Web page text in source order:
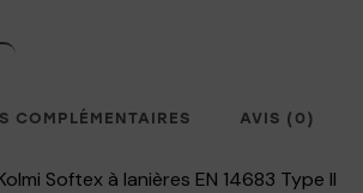
COMPLÉMENTAIRES AVIS (0)
Softex à lanières EN 14683 Type II